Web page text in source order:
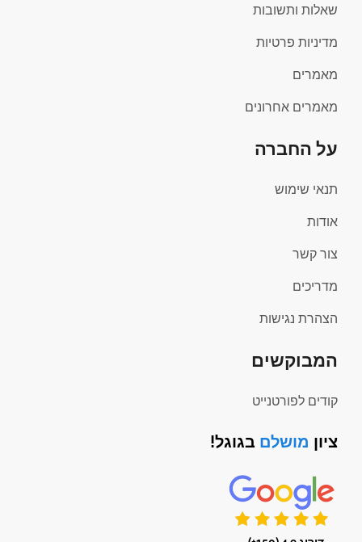
שאלות ותשובות
מדיניות פרטיות
מאמרים
מאמרים אחרונים
על החברה
תנאי שימוש
אודות
צור קשר
מדריכים
הצהרת נגישות
המבוקשים
קודים לפורטנייט
ציון מושלם בגוגל!